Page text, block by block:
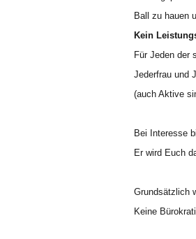
Ball zu hauen
Kein
Für Jeden der
Jederfrau und
(auch Aktive
Bei Interesse
Er wird Euch
Grundsätzlich
Keine